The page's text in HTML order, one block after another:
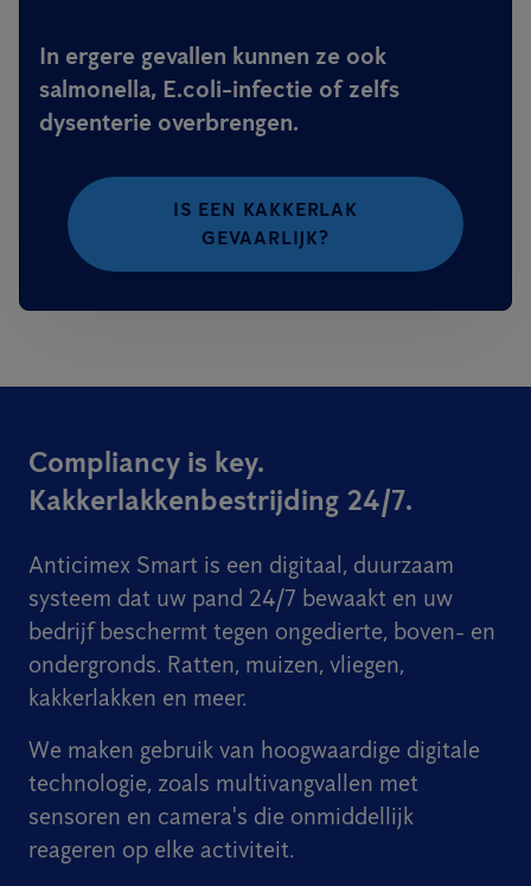
In ergere gevallen kunnen ze ook
salmonella, E.coli-infectie of zelfs
dysenterie overbrengen.
IS EEN KAKKERLAK
GEVAARLIJK?
Compliancy is key.
Kakkerlakkenbestrijding 24/7.
Anticimex Smart is een digitaal, duurzaam
systeem dat uw pand 24/7 bewaakt en uw
bedrijf beschermt tegen ongedierte, boven- en
ondergronds. Ratten, muizen, vliegen,
kakkerlakken en meer.
We maken gebruik van hoogwaardige digitale
technologie, zoals multivangvallen met
sensoren en camera's die onmiddellijk
reageren op elke activiteit.